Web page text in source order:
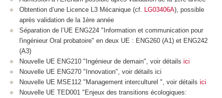
Obtention d’une Licence L3 Mécanique (cf. LG03406A), possible
après validation de la 1ère année
Séparation de l’UE ENG224 "Information et communication pour
l'ingénieur Oral probatoire" en deux UE : ENG260 (A1) et ENG242
(A3)
Nouvelle UE ENG210 "Ingénieur de demain", voir détails ici
Nouvelle UE ENG270 "Innovation", voir détails ici
Nouvelle UE MSE112 "Management interculturel ", voir détails ici
Nouvelle UE TED001 "Enjeux des transitions écologiques: